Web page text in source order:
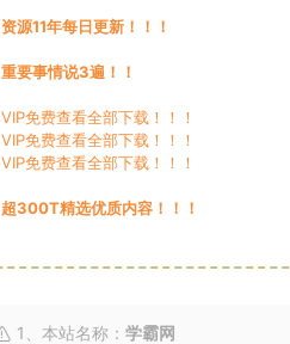
资源11年每日更新！！！
重要事情说3遍！！
VIP免费查看全部下载！！！
VIP免费查看全部下载！！！
VIP免费查看全部下载！！！
超300T精选优质内容！！！
1、本站名称： 学霸网